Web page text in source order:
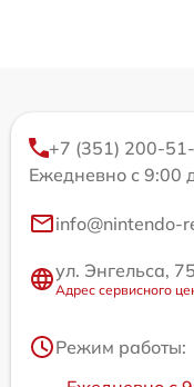
+7 (351) 200-
Ежедневно с 9:00
info@nintendo-
ул. Энгельса, 75
Адрес сервисного
Режим работы: